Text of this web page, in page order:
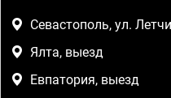
Севастополь, ул.
Ялта, выезд
Евпатория, выезд